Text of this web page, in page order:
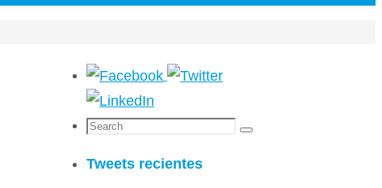
Search
Search
Tweets recientes